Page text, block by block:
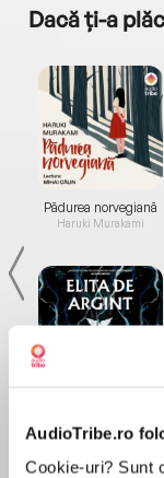
AudioTribe.ro
Cookie-uri? Sunt
Dacă ți-a
Pădurea norvegiană
Haruki Murakami
de...
Dani Francis